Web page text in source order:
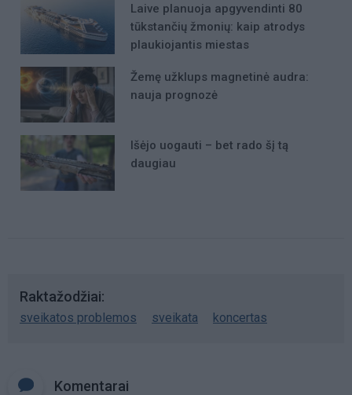
Laive planuoja apgyvendinti 80
tūkstančių žmonių: kaip atrodys
plaukiojantis miestas
Žemę užklups magnetinė audra:
nauja prognozė
Išėjo uogauti – bet rado šį tą
daugiau
Raktažodžiai
sveikatos problemos sveikata koncertas
Komentarai